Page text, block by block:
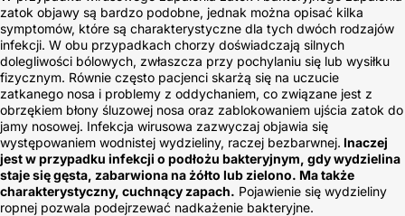
zatok objawy są bardzo podobne, jednak można opisać kilka
symptomów, które są charakterystyczne dla tych dwóch rodzajów
infekcji. W obu przypadkach chorzy doświadczają silnych
dolegliwości bólowych, zwłaszcza przy pochylaniu się lub wysiłku
fizycznym. Równie często pacjenci skarżą się na uczucie
zatkanego nosa i problemy z oddychaniem, co związane jest z
obrzękiem błony śluzowej nosa oraz zablokowaniem ujścia zatok do
jamy nosowej. Infekcja wirusowa zazwyczaj objawia się
występowaniem wodnistej wydzieliny, raczej bezbarwnej. Inaczej
jest w przypadku infekcji o podłożu bakteryjnym, gdy wydzielina
staje się gęsta, zabarwiona na żółto lub zielono. Ma także
charakterystyczny, cuchnący zapach. Pojawienie się wydzieliny
ropnej pozwala podejrzewać nadkażenie bakteryjne.